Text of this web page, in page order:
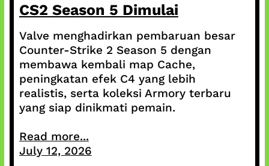
CS2 Season 5 Dimulai
Valve menghadirkan pembaruan besar
Counter-Strike 2 Season 5 dengan
membawa kembali map Cache,
peningkatan efek C4 yang lebih
realistis, serta koleksi Armory terbaru
yang siap dinikmati pemain.
Read more...
July 12, 2026